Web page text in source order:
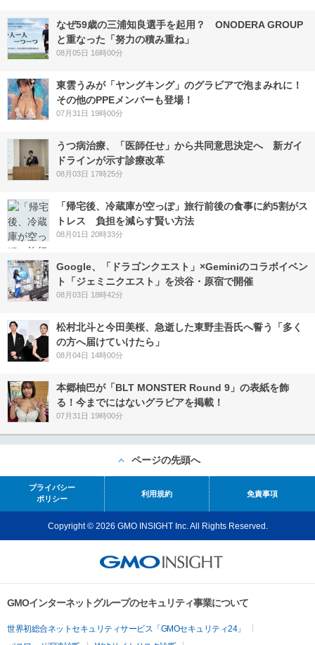
なぜ59歳の三浦知良選手を起用？ ONODERA GROUP
と重なった「努力の積み重ね」
08月05日 16時00分
東雲うみが「ヤングキング」のグラビアで泡まみれに！
その他のPPEメンバーも登場！
07月31日 19時00分
うつ病治療、「医師任せ」から共同意思決定へ 新ガイ
ドラインが示す診療改革
08月03日 17時25分
「帰宅後、冷蔵庫が空っぽ」旅行前後の食事に約5割がス
トレス 負担を減らす賢い方法
08月01日 20時33分
Google、「ドラゴンクエスト」×Geminiのコラボイベン
ト「ジェミニクエスト」を渋谷・原宿で開催
08月03日 18時42分
松村北斗と今田美桜、急逝した東野圭吾氏へ誓う「多く
の方へ届けていけたら」
08月04日 14時00分
本郷柚巴が「BLT MONSTER Round 9」の表紙を飾
る！今までにはないグラビアを掲載！
07月31日 19時00分
ページの先頭へ
プライバシー
ポリシー
利用規約 免責事項
Copyright © 2026 GMO INSIGHT Inc. All Rights Reserved.
GMOインターネットグループのセキュリティ事業について
世界初総合ネットセキュリティサービス「GMOセキュリティ24」